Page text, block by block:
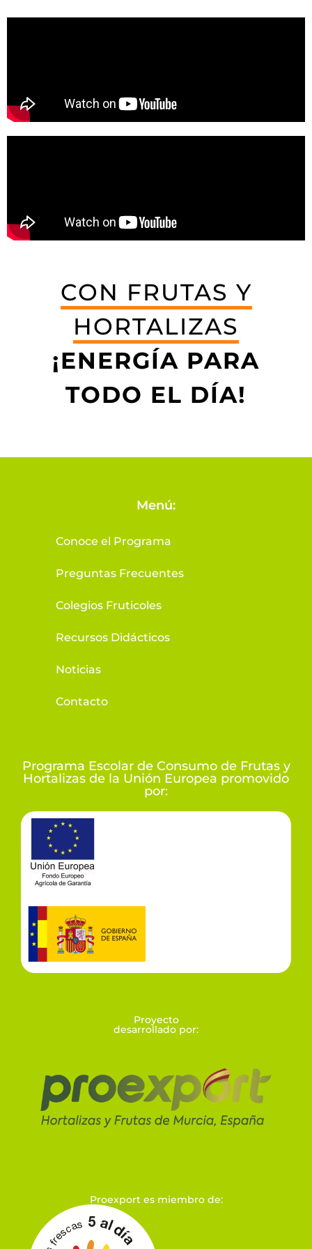
CON FRUTAS Y
HORTALIZAS
¡ENERGÍA PARA
TODO EL DÍA!
Menú:
Conoce el Programa
Preguntas Frecuentes
Colegios Fruticoles
Recursos Didácticos
Noticias
Contacto
Programa Escolar de Consumo de Frutas y
Hortalizas de la Unión Europea promovido
por:
Proyecto
desarrollado por:
Proexport es miembro de: